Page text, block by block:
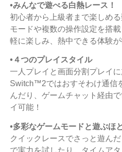
•みんなで遊べる白熱レース！
初心者から上級者まで楽しめ
モードや複数の操作設定を搭
軽に楽しみ、熱中できる体験が
•４つのプレイスタイル
一人プレイと画面分割プレイ
Switch™2ではおすそわけ通信
んだり、ゲームチャット経由
イ可能！
•多彩なゲームモードと遊ぶほ
クイックレースでさっと遊ん
で実力を試したり、タイムア